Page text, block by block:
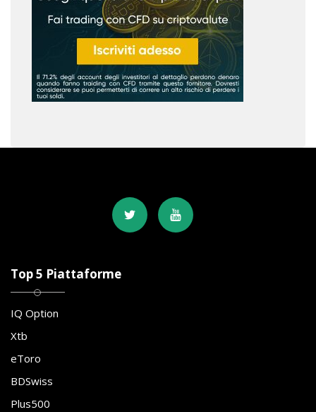
Top 5 Piattaforme
IQ Option
Xtb
eToro
BDSwiss
Plus500